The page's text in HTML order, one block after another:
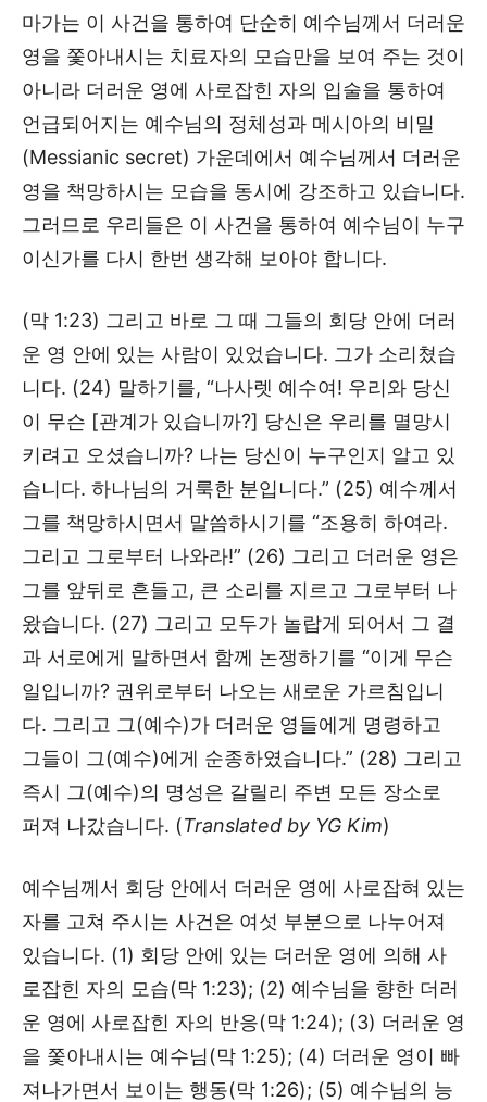
마가는 이 사건을 통하여 단순히 예수님께서 더러운
영을 쫓아내시는 치료자의 모습만을 보여 주는 것이
아니라 더러운 영에 사로잡힌 자의 입술을 통하여
언급되어지는 예수님의 정체성과 메시아의 비밀
(Messianic secret) 가운데에서 예수님께서 더러운
영을 책망하시는 모습을 동시에 강조하고 있습니다.
그러므로 우리들은 이 사건을 통하여 예수님이 누구
이신가를 다시 한번 생각해 보아야 합니다.
(막 1:23) 그리고 바로 그 때 그들의 회당 안에 더러
운 영 안에 있는 사람이 있었습니다. 그가 소리쳤습
니다. (24) 말하기를, “나사렛 예수여! 우리와 당신
이 무슨 [관계가 있습니까?] 당신은 우리를 멸망시
키려고 오셨습니까? 나는 당신이 누구인지 알고 있
습니다. 하나님의 거룩한 분입니다.” (25) 예수께서
그를 책망하시면서 말씀하시기를 “조용히 하여라.
그리고 그로부터 나와라!” (26) 그리고 더러운 영은
그를 앞뒤로 흔들고, 큰 소리를 지르고 그로부터 나
왔습니다. (27) 그리고 모두가 놀랍게 되어서 그 결
과 서로에게 말하면서 함께 논쟁하기를 “이게 무슨
일입니까? 권위로부터 나오는 새로운 가르침입니
다. 그리고 그(예수)가 더러운 영들에게 명령하고
그들이 그(예수)에게 순종하였습니다.” (28) 그리고
즉시 그(예수)의 명성은 갈릴리 주변 모든 장소로
퍼져 나갔습니다. (Translated by YG Kim)
예수님께서 회당 안에서 더러운 영에 사로잡혀 있는
자를 고쳐 주시는 사건은 여섯 부분으로 나누어져
있습니다. (1) 회당 안에 있는 더러운 영에 의해 사
로잡힌 자의 모습(막 1:23); (2) 예수님을 향한 더러
운 영에 사로잡힌 자의 반응(막 1:24); (3) 더러운 영
을 쫓아내시는 예수님(막 1:25); (4) 더러운 영이 빠
져나가면서 보이는 행동(막 1:26); (5) 예수님의 능